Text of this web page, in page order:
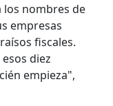
los nombres de
empresas
fiscales.
diez
empieza",